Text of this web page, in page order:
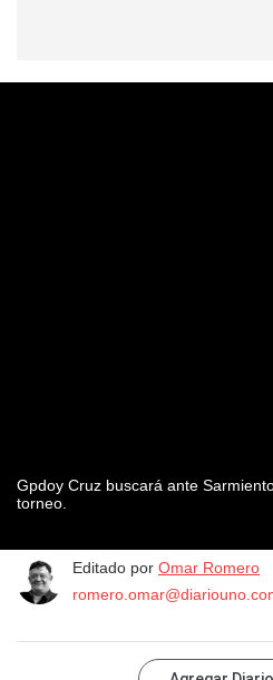
Gpdoy Cruz buscará ante
torneo.
Editado por Omar Romero